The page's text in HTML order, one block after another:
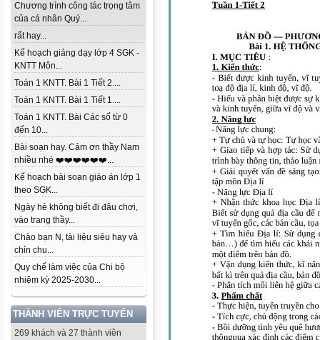
Chương trình công tác trọng tâm
của cá nhân Quý...
rất hay...
Kế hoạch giảng dạy lớp 4 SGK -
KNTT Môn...
Toán 1 KNTT. Bài 1 Tiết 2....
Toán 1 KNTT. Bài 1 Tiết 1....
Toán 1 KNTT. Bài Các số từ 0
đến 10...
Bài soạn hay. Cảm ơn thầy Nam
nhiều nhé ❤️❤️❤️❤️❤️❤️...
Kế hoạch bài soạn giáo án lớp 1
theo SGK...
Ngày hè không biết đi đâu chơi,
vào trang thầy...
Chào bạn N, tài liệu siêu hay và
chỉn chu...
Quy chế làm việc của Chi bộ
nhiệm kỳ 2025-2030...
THÀNH VIÊN TRỰC TUYẾN
269 khách và 27 thành viên